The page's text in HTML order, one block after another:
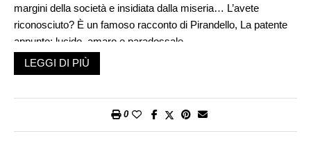
margini della società e insidiata dalla miseria… L’avete
riconosciuto? È un famoso racconto di Pirandello, La patente
appunto: lucido, amaro e paradossale.
Qualcosa di simile deve aver pensato Jack Page, un giovane
inglese di ventinove anni, organizzatore di eventi a
«viaggiatore più sfortunato del mondo».
LEGGI DI PIÙ
0